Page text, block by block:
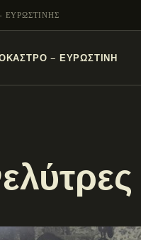
ΕΥΡΩΣΤΙΝΗΣ
– ΕΥΡΩΣΤΊΝΗ